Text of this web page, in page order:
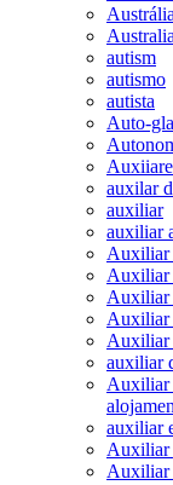
Austrália
autism
autismo
autista
Auto-
auxilar
auxiliar
auxiliar
Auxiliar
Auxiliar
Auxiliar
Auxiliar
Auxiliar
auxiliar
Auxiliar
auxiliar
Auxiliar
Auxiliar